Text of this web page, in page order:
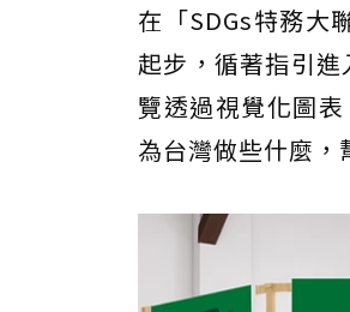
在「SDGs特務大
起步，循著指引
覽透過視覺化圖
為台灣做些什麼，